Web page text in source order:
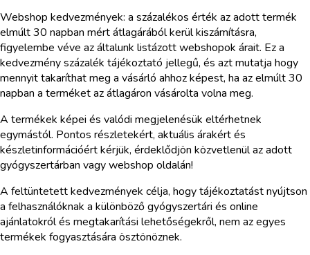
Webshop kedvezmények: a százalékos érték az adott termék
elmúlt 30 napban mért átlagárából kerül kiszámításra,
figyelembe véve az általunk listázott webshopok árait. Ez a
kedvezmény százalék tájékoztató jellegű, és azt mutatja hogy
mennyit takaríthat meg a vásárló ahhoz képest, ha az elmúlt 30
napban a terméket az átlagáron vásárolta volna meg.
A termékek képei és valódi megjelenésük eltérhetnek
egymástól. Pontos részletekért, aktuális árakért és
készletinformációért kérjük, érdeklődjön közvetlenül az adott
gyógyszertárban vagy webshop oldalán!
A feltüntetett kedvezmények célja, hogy tájékoztatást nyújtson
a felhasználóknak a különböző gyógyszertári és online
ajánlatokról és megtakarítási lehetőségekről, nem az egyes
termékek fogyasztására ösztönöznek.